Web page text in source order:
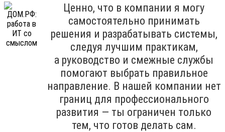
Ценно, что в компании я могу
самостоятельно принимать
решения и разрабатывать системы,
следуя лучшим практикам,
а руководство и смежные службы
помогают выбрать правильное
направление. В нашей компании нет
границ для профессионального
развития — ты ограничен только
тем, что готов делать сам.